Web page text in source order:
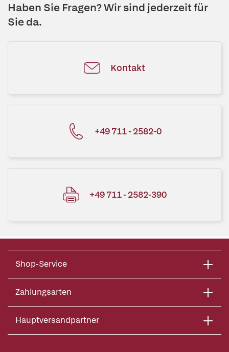
Haben Sie Fragen? Wir sind jederzeit für
Sie da.
Kontakt
+49 711 - 2582-0
+49 711 - 2582-390
Shop-Service
Zahlungsarten
Hauptversandpartner